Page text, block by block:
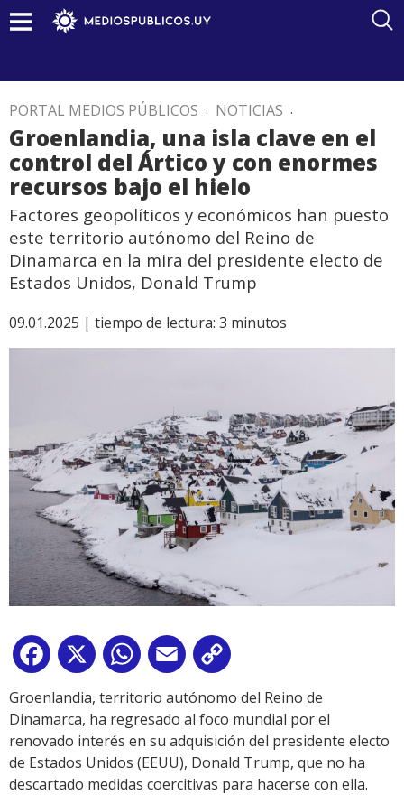
PORTAL MEDIOS PÚBLICOS . NOTICIAS .
Groenlandia, una isla clave en el
control del Ártico y con enormes
recursos bajo el hielo
Factores geopolíticos y económicos han puesto
este territorio autónomo del Reino de
Dinamarca en la mira del presidente electo de
Estados Unidos, Donald Trump
09.01.2025 | tiempo de lectura: 3 minutos
Facebook
X WhatsApp
Email
Link
Groenlandia, territorio autónomo del Reino de
Dinamarca, ha regresado al foco mundial por el
renovado interés en su adquisición del presidente electo
de Estados Unidos (EEUU), Donald Trump, que no ha
descartado medidas coercitivas para hacerse con ella.